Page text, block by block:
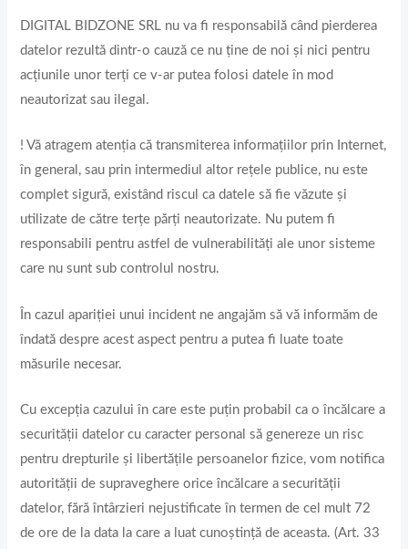
DIGITAL BIDZONE SRL nu va fi responsabilă când pierderea
datelor rezultă dintr-o cauză ce nu ține de noi și nici pentru
acțiunile unor terți ce v-ar putea folosi datele în mod
neautorizat sau ilegal.
! Vă atragem atenţia că transmiterea informaţiilor prin Internet,
în general, sau prin intermediul altor reţele publice, nu este
complet sigură, existând riscul ca datele să fie văzute şi
utilizate de către terţe părţi neautorizate. Nu putem fi
responsabili pentru astfel de vulnerabilități ale unor sisteme
care nu sunt sub controlul nostru.
În cazul apariției unui incident ne angajăm să vă informăm de
îndată despre acest aspect pentru a putea fi luate toate
măsurile necesar.
Cu excepţia cazului în care este puţin probabil ca o încălcare a
securităţii datelor cu caracter personal să genereze un risc
pentru drepturile şi libertăţile persoanelor fizice, vom notifica
autorităţii de supraveghere orice încălcare a securităţii
datelor, fără întârzieri nejustificate în termen de cel mult 72
de ore de la data la care a luat cunoştinţă de aceasta. (Art. 33